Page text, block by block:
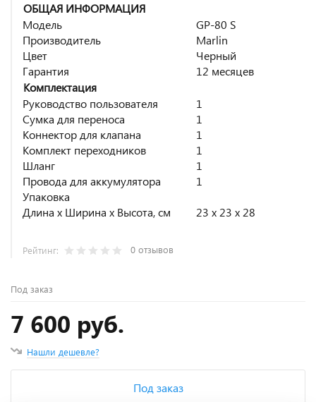
ОБЩАЯ ИНФОРМАЦИЯ
Модель
GP-80 S
Производитель
Marlin
Цвет
Черный
Гарантия
12 месяцев
Комплектация
Руководство пользователя
1
Сумка для переноса
1
Коннектор для клапана
1
Комплект переходников
1
Шланг
1
Провода для аккумулятора
1
Упаковка
Длина х Ширина х Высота, см
23 x 23 x 28
Рейтинг: 0 отзывов
Под заказ
7 600 руб.
Нашли дешевле?
Под заказ